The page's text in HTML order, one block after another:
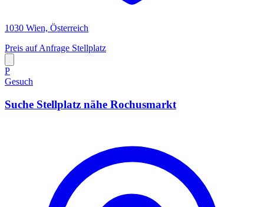
1030 Wien, Österreich
Preis auf Anfrage Stellplatz
P
Gesuch
Suche Stellplatz nähe Rochusmarkt